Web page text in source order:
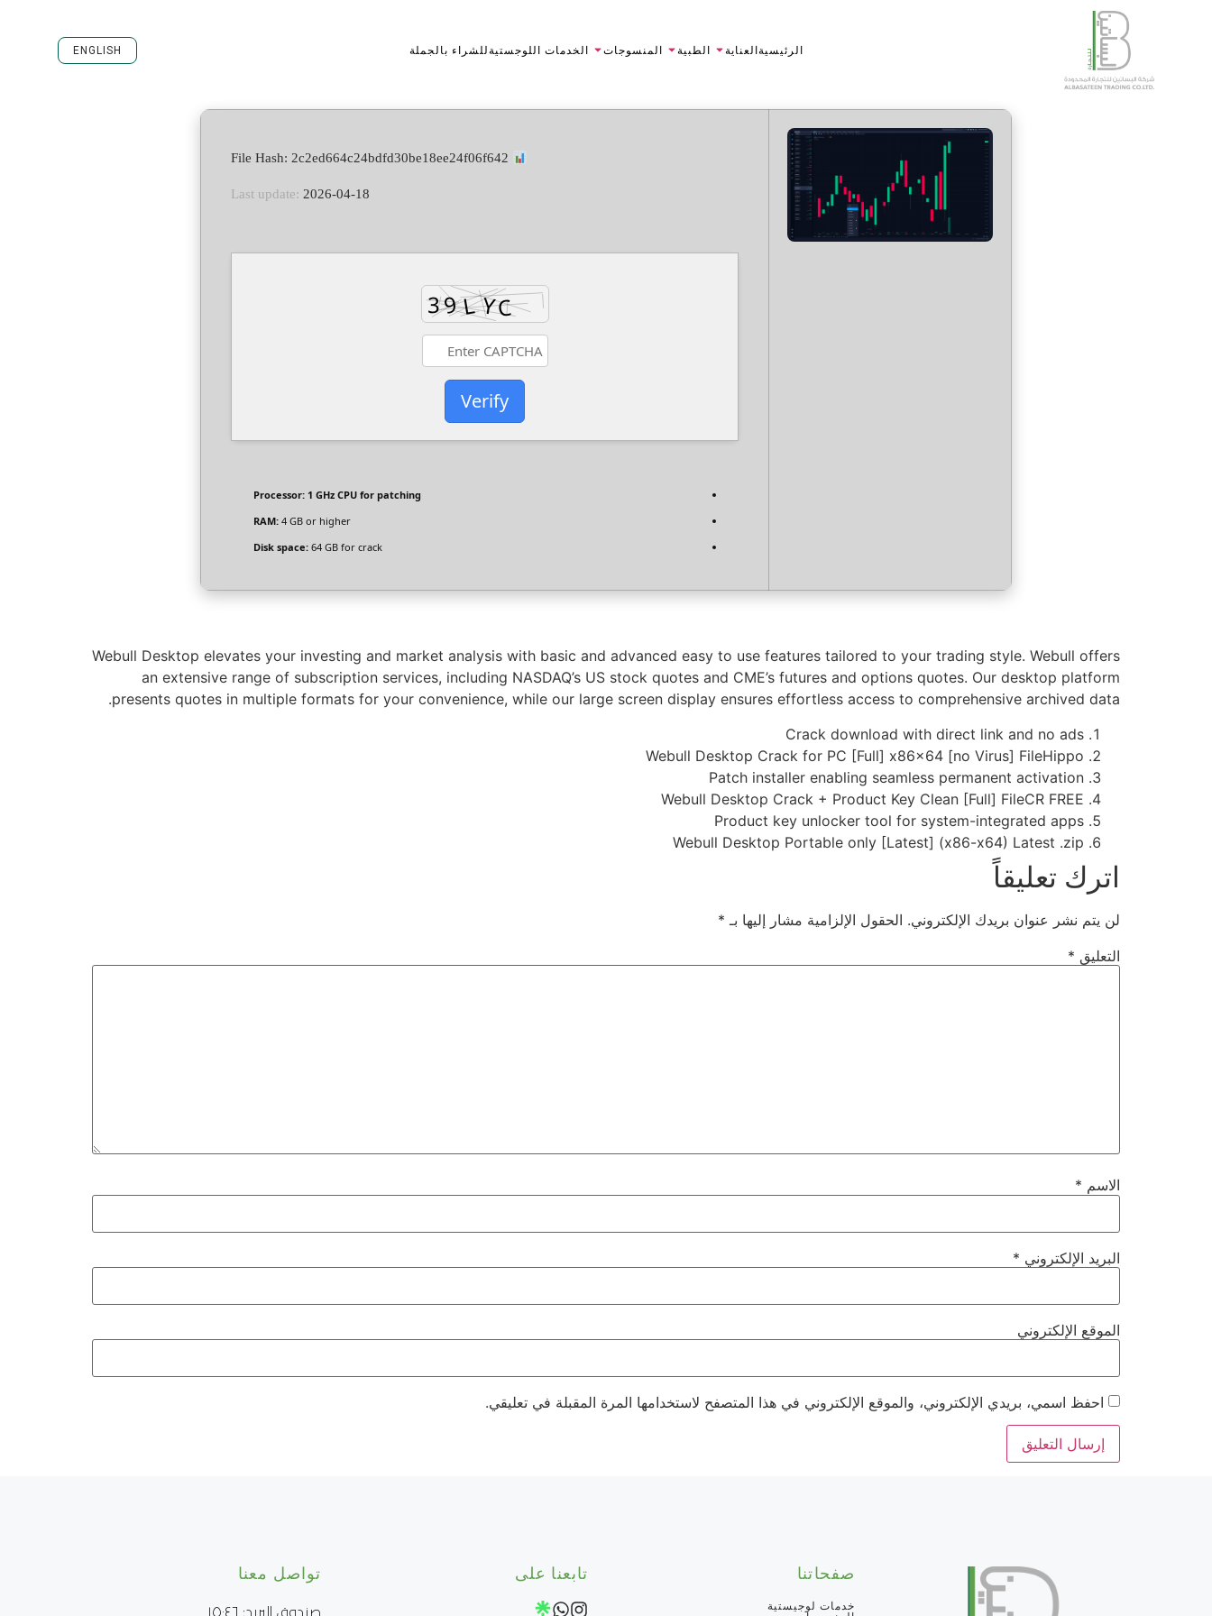
الرئيسيةالعناية الطبية المنسوجات الخدمات اللوجستيةللشراء بالجملة ENGLISH
Last update: 2026-04-18
Verify
Processor: 1 GHz CPU for patching
RAM: 4 GB or higher
Disk space: 64 GB for crack
Webull Desktop elevates your investing and market analysis with basic and advanced easy to use features tailored to your trading style. Webull offers
an extensive range of subscription services, including NASDAQ’s US stock quotes and CME’s futures and options quotes. Our desktop platform
presents quotes in multiple formats for your convenience, while our large screen display ensures effortless access to comprehensive archived data.
Crack download with direct link and no ads
Webull Desktop Crack for PC [Full] x86x64 [no Virus] FileHippo
Patch installer enabling seamless permanent activation
Webull Desktop Crack + Product Key Clean [Full] FileCR FREE
Product key unlocker tool for system-integrated apps
Webull Desktop Portable only [Latest] (x86-x64) Latest .zip
اترك تعليقاً
لن يتم نشر عنوان بريدك الإلكتروني. الحقول الإلزامية مشار إليها بـ *
التعليق *
الاسم *
البريد الإلكتروني *
الموقع الإلكتروني
احفظ اسمي، بريدي الإلكتروني، والموقع الإلكتروني في هذا المتصفح لاستخدامها المرة المقبلة في تعليقي.
صفحاتنا
خدمات لوجيستية
تابعنا على تواصل معنا